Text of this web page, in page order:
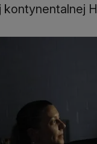
kontynentalnej